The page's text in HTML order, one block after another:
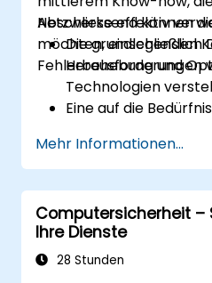
Flows, Ressourcen und
werden.
Netzwerke effektiv
möchten, einschließlich
Fehlerbehebung und
Abschliessend können
Die grundlegenden
Herausforderungen
Technologien
Eine auf die
entwerfen und SD-
erfolgreich
implementieren
SD-WAN-
verwalten und bei
Mehr Informationen...
Computersicherheit –
Ihre Dienste
28 Stunden